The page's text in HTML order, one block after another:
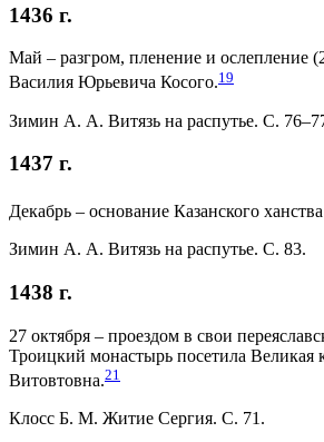
1436 г.
Май – разгром, пленение и ослепление
Василия Юрьевича Косого.19
Зимин А. А. Витязь на распутье. С.
1437 г.
Декабрь – основание Казанского
Зимин А. А. Витязь на распутье. С. 83.
1438 г.
27 октября – проездом в свои
Троицкий монастырь посетила Великая
Витовтовна.21
Клосс Б. М. Житие Сергия. С. 71.